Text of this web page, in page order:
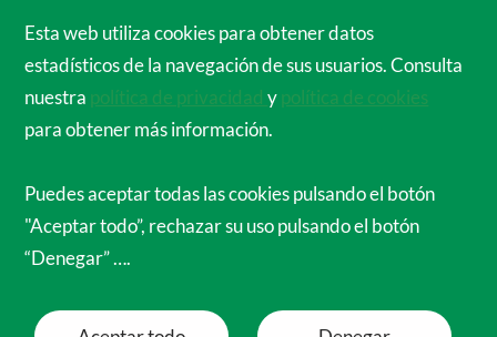
Mundo
Menú
Esta web utiliza cookies para obtener datos
estadísticos de la navegación de sus usuarios. Consulta
nuestrapolítica de privacidadypolítica de cookies
para obtener más información.
Puedes aceptar todas las cookies pulsando el botón
“Denegar” ….
Aceptar todo Denegar
“Aceptar seleccionadas”.